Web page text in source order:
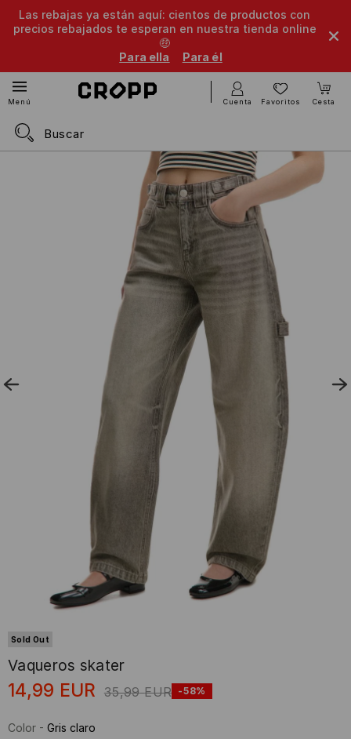
Las rebajas ya están aquí: cientos de productos con
precios rebajados te esperan en nuestra tienda online
🤑
Para ella
Para él
Menú Cuenta Favoritos Cesta
Sold Out
Vaqueros skater
14,99 EUR 35,99 EUR -58%
Color - Gris claro